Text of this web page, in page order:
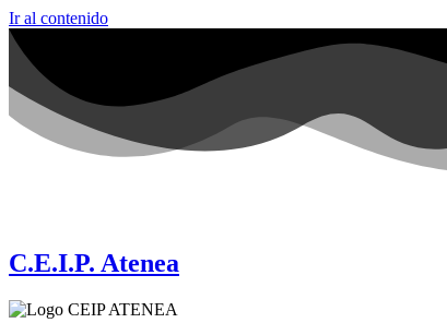
Ir al contenido
C.E.I.P. Atenea